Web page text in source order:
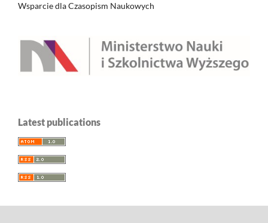
Wsparcie dla Czasopism Naukowych
Latest publications